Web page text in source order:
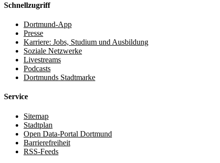
Schnellzugriff
Dortmund-App
Presse
Karriere: Jobs, Studium und Ausbildung
Soziale Netzwerke
Livestreams
Podcasts
Dortmunds Stadtmarke
Service
Sitemap
Stadtplan
Open Data-Portal Dortmund
Barrierefreiheit
RSS-Feeds